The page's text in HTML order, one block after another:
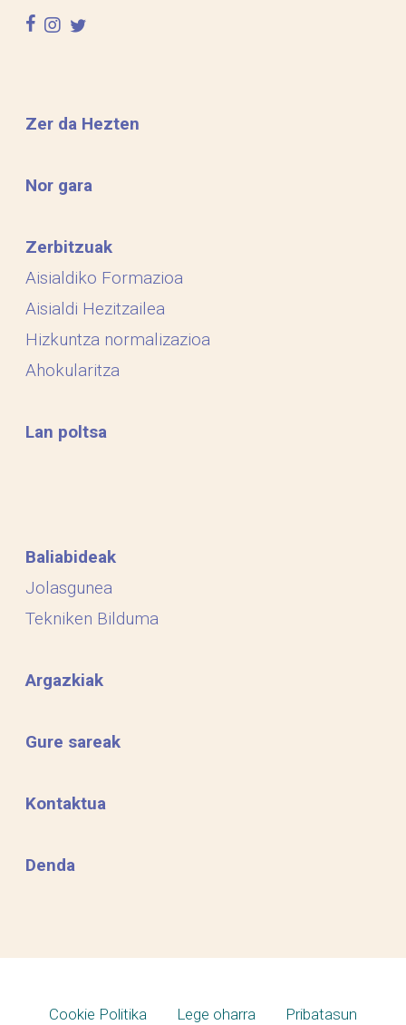
facebook
instagram
twitter
Zer da Hezten
Nor gara
Zerbitzuak
Aisialdiko Formazioa
Aisialdi Hezitzailea
Hizkuntza normalizazioa
Ahokularitza
Lan poltsa
Baliabideak
Jolasgunea
Tekniken Bilduma
Argazkiak
Gure sareak
Kontaktua
Denda
Cookie Politika Lege oharra Pribatasun